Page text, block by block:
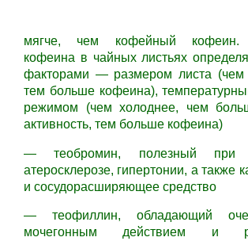
мягче, чем кофейный кофеин.
кофеина в чайных листьях
факторами — размером листа (чем
тем больше кофеина),
режимом (чем холоднее, чем
активность, тем больше кофеина)
— теобромин, полезный при
атеросклерозе, гипертонии, а также
и сосудорасширяющее средство
— теофиллин, обладающий
мочегонным действием и